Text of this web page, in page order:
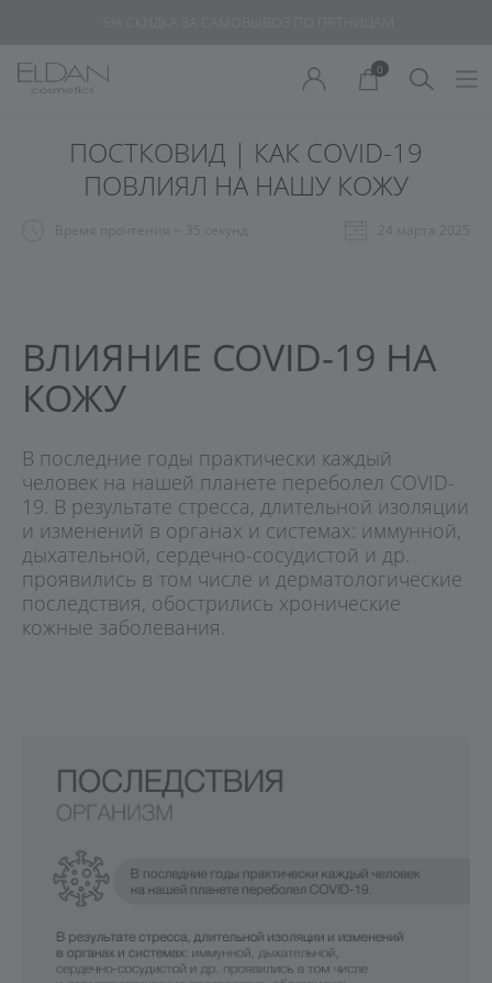
0
ПОСТКОВИД | КАК COVID-19
ПОВЛИЯЛ НА НАШУ КОЖУ
ВЛИЯНИЕ COVID-19 НА
КОЖУ
В последние годы практически каждый
человек на нашей планете переболел COVID-
19. В результате стресса, длительной изоляции
и изменений в органах и системах: иммунной,
дыхательной, сердечно-сосудистой и др.
проявились в том числе и дерматологические
последствия, обострились хронические
кожные заболевания.